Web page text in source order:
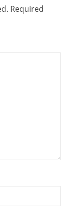
Required